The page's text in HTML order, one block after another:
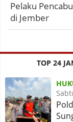
Pelaku
di Jember
TOP 24